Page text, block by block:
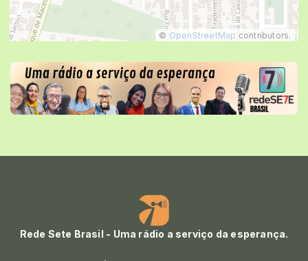
© OpenStreetMap contributors.
Rede Sete Brasil - Uma rádio a serviço da esperança.